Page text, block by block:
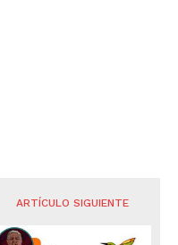
ARTÍCULO SIGUIENTE